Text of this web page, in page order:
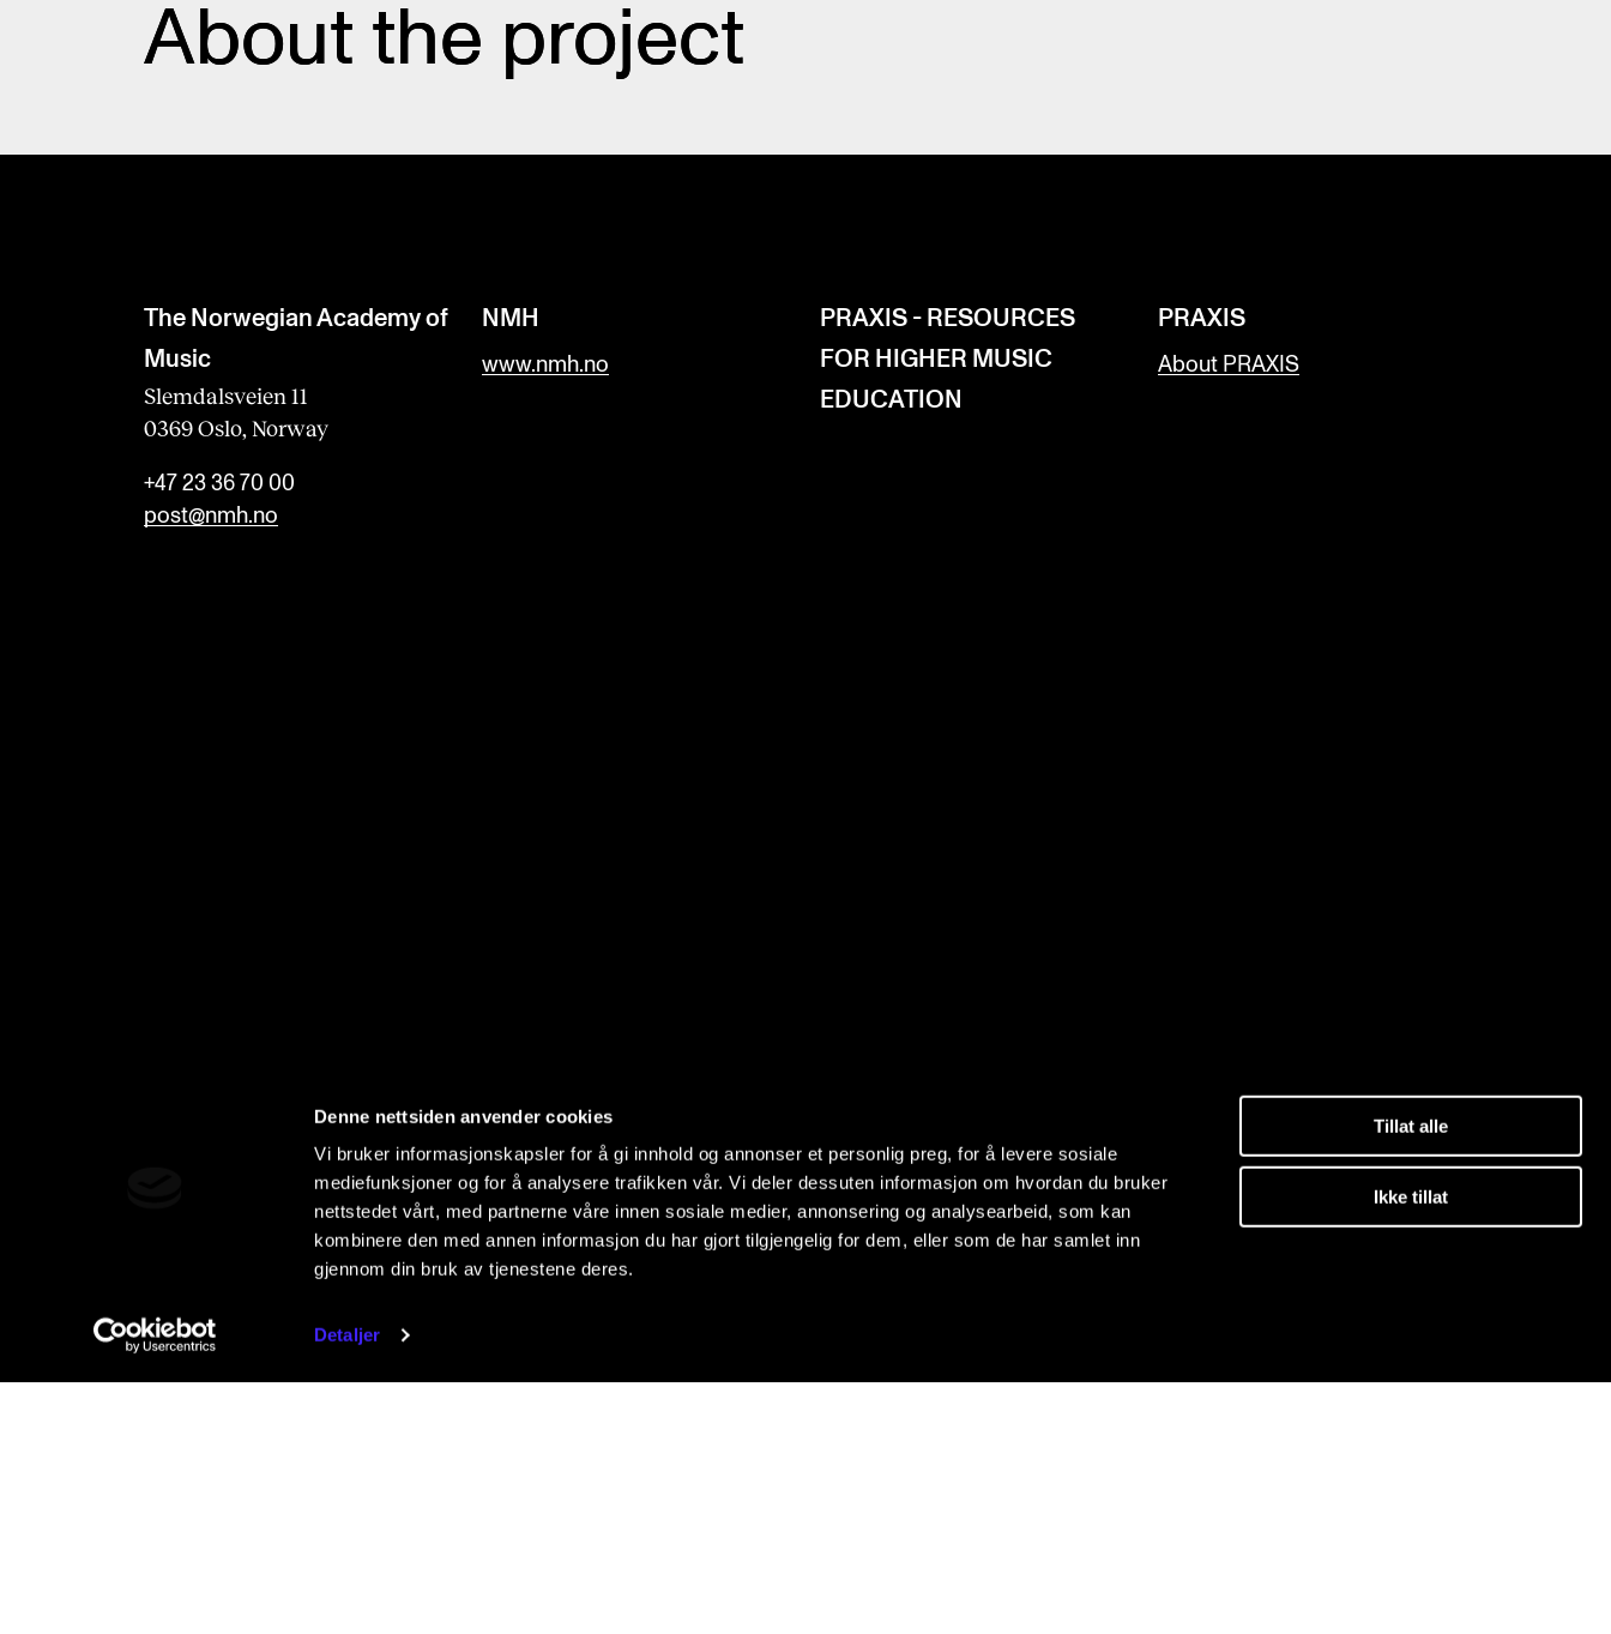
Denne nettsiden anvender cookies
Vi bruker informasjonskapsler for å gi innhold og annonser et personlig preg, for å levere sosiale
mediefunksjoner og for å analysere trafikken vår. Vi deler dessuten informasjon om hvordan du bruker
nettstedet vårt, med partnerne våre innen sosiale medier, annonsering og analysearbeid, som kan
kombinere den med annen informasjon du har gjort tilgjengelig for dem, eller som de har samlet inn
gjennom din bruk av tjenestene deres.
Detaljer
Tillat alle
Ikke tillat
About the project
The Norwegian Academy of
Music
Slemdalsveien 11
0369 Oslo, Norway
+47 23 36 70 00
post@nmh.no
NMH
www.nmh.no
PRAXIS - RESOURCES
FOR HIGHER MUSIC
EDUCATION
PRAXIS
About PRAXIS